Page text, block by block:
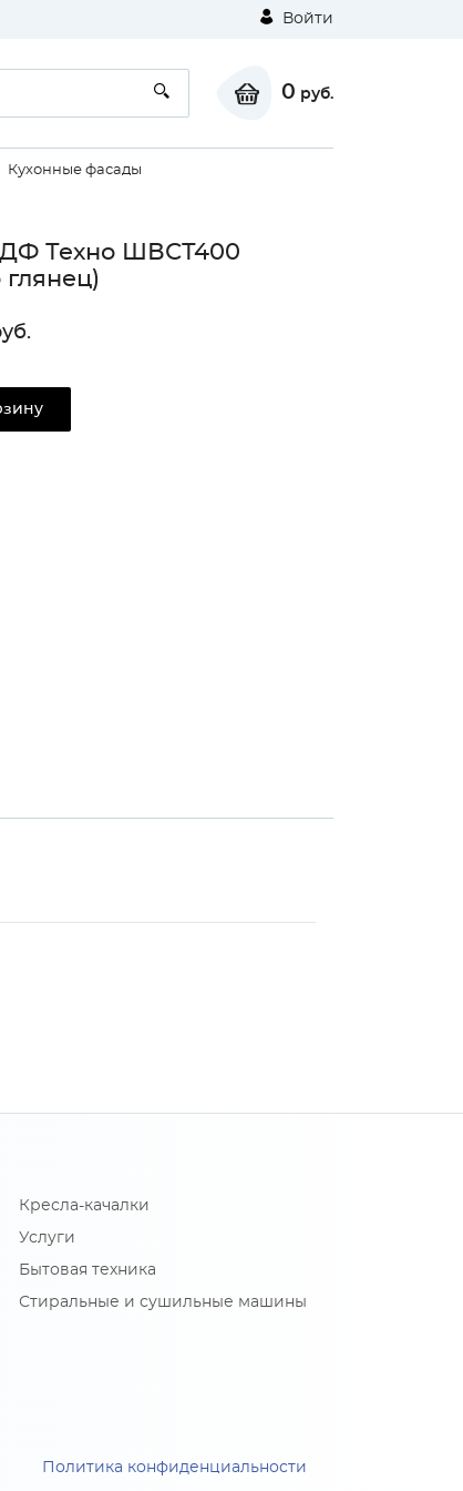
Войти
0 руб.
Кухонные фасады
Техно ШВСТ400
Кресла-качалки
Услуги
Бытовая техника
Стиральные и сушильные машины
Политика конфиденциальности